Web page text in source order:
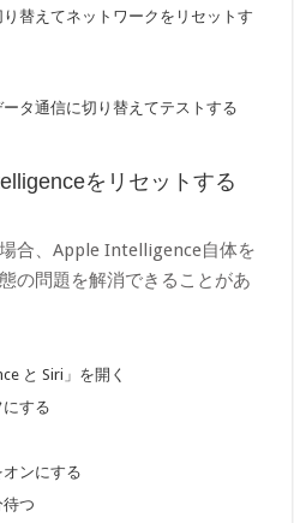
替えてネットワークをリセットす
タ通信に切り替えてテストする
をリセットする
合、Apple Intelligence自体を
の問題を解消できることがあ
と Siri」を開く
にする
ンにする
つ